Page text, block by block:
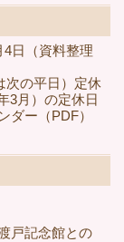
4日（資料整理
次の平日）定休
3月）の定休日
ダー（PDF）
戸記念館との